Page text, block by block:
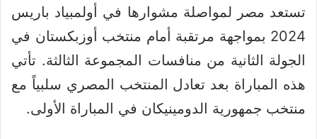
تستعد مصر لمواصلة مشوارها في أولمبياد باريس
2024 بمواجهة مرتقبة أمام منتخب أوزبكستان في
الجولة الثانية من منافسات المجموعة الثالثة. تأتي
هذه المباراة بعد تعادل المنتخب المصري سلبياً مع
منتخب جمهورية الدومينيكان في المباراة الأولى.